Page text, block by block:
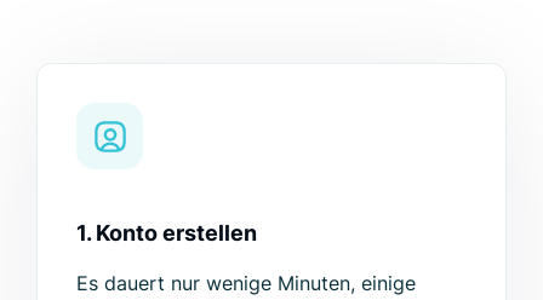
1. Konto erstellen
Es dauert nur wenige Minuten, einige